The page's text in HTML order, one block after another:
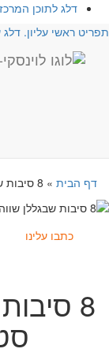
דלג לתוכן המרכזי
ראשי עליון. דלג
דף הבית» 8 סיבות שבגללן שווה להיות סטודנט להוראה
כתבו עלינו
8